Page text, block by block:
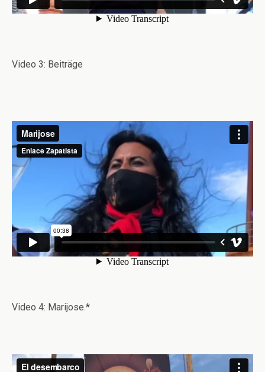
Video 3: Beiträge
Video 4: Marijose.*